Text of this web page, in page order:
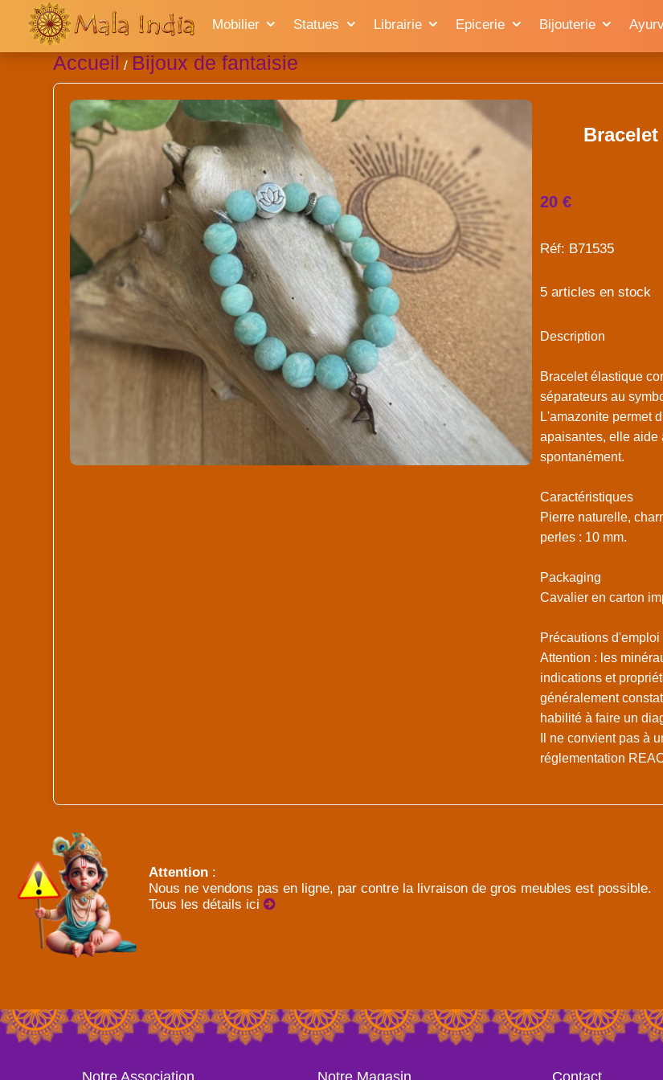
Mobilier Statues Librairie Epicerie Bijouterie
Accueil / Bijoux de fantaisie
20 €
Réf: B71535
5 articles en stock
Description
Bracelet élastique
séparateurs au
L'amazonite permet
apaisantes, elle aide
spontanément.
Caractéristiques
Pierre naturelle,
perles : 10 mm.
Packaging
Cavalier en carton
Précautions d'emploi
Attention : les
indications et
généralement
habilité à faire un
Il ne convient pas à
réglementation
Attention :
Nous ne vendons pas en ligne, par contre la livraison de gros meubles est possible.
Tous les détails ici
Notre Association Notre Magasin Contact